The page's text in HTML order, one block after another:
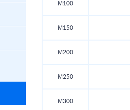
М100
М150
М200
М250
М300